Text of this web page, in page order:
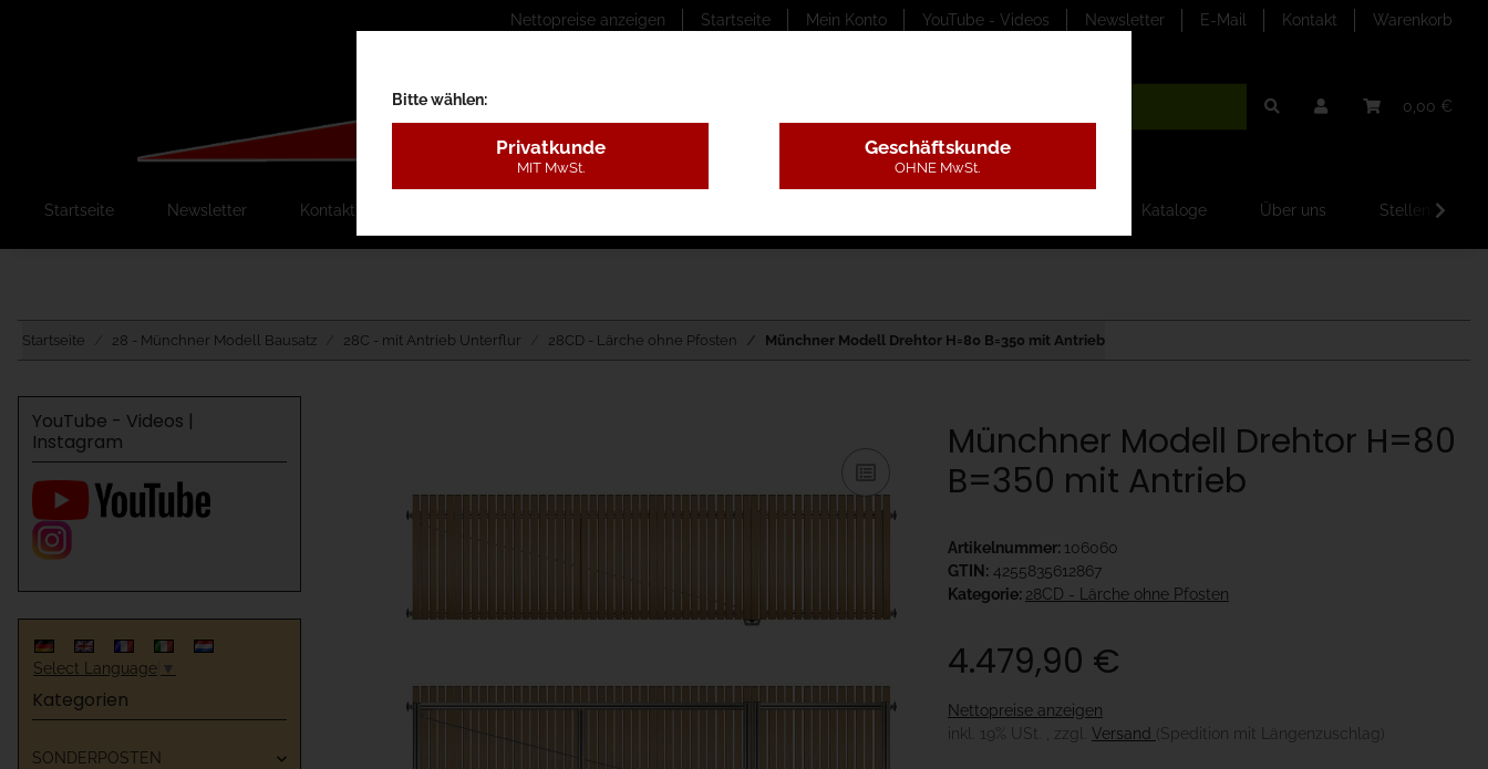
Nettopreise anzeigen Startseite Mein Konto YouTube - Videos Newsletter E-Mail Kontakt Warenkorb
0,00 €
Startseite Newsletter Kontakt Kataloge Über uns
Startseite 28 - Münchner Modell Bausatz 28C - mit Antrieb Unterflur 28CD - Lärche ohne Pfosten Münchner Modell Drehtor H=80 B=350 mit Antrieb
Münchner Modell Drehtor H=80
B=350 mit Antrieb
Artikelnummer: 106060
GTIN: 4255835612867
Kategorie: 28CD - Lärche ohne Pfosten
4.479,90 €
Nettopreise anzeigen
inkl. 19% USt. , zzgl. Versand (Spedition mit Längenzuschlag)
YouTube - Videos |
Instagram
Select Language ▼
Kategorien
SONDERPOSTEN
Bitte wählen:
Privatkunde
MIT MwSt.
Geschäftskunde
OHNE MwSt.